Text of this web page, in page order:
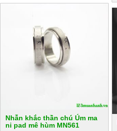
Nhẫn khắc thần chú Úm ma
ni pad mê hùm MN561